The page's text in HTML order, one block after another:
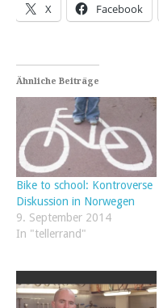
X Facebook
Ähnliche Beiträge
Bike to school: Kontroverse
Diskussion in Norwegen
9. September 2014
In "tellerrand"